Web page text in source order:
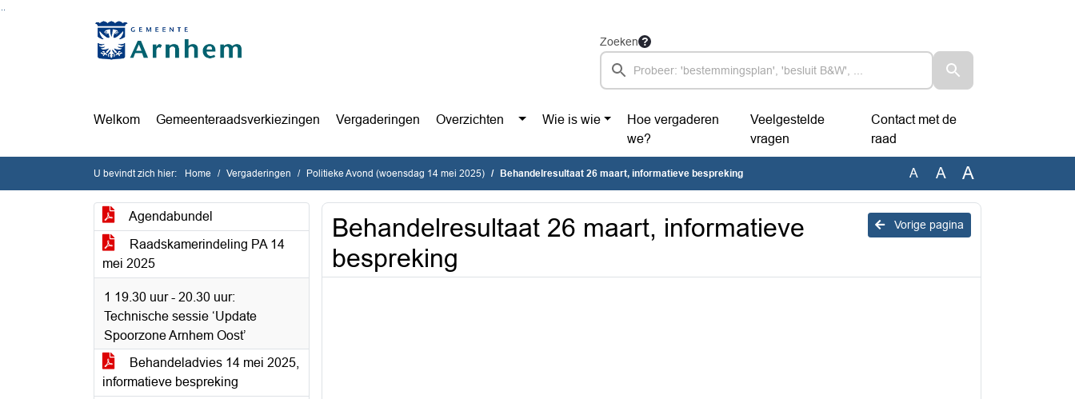
Ga naar de inhoud van deze pagina
Ga naar het zoeken
Ga naar het menu
Zoeken
Welkom Gemeenteraadsverkiezingen Vergaderingen Overzichten Wie is wie
Hoe vergaderen
we?
Veelgestelde
vragen
Contact met de
raad
U bevindt zich hier: Home Vergaderingen Politieke Avond (woensdag 14 mei 2025) Behandelresultaat 26 maart, informatieve bespreking A A A
Agendabundel
Raadskamerindeling PA 14
mei 2025
1 19.30 uur - 20.30 uur:
Technische sessie ‘Update
Spoorzone Arnhem Oost’
Behandeladvies 14 mei 2025,
informatieve bespreking
Vorige pagina
Behandelresultaat 26 maart, informatieve
bespreking